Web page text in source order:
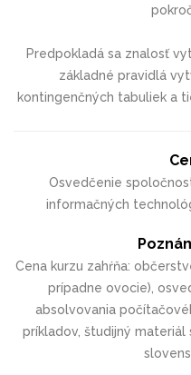
Predpokladá sa znalosť
základné pravidlá
kontingenčných tabuliek a
Osvedčenie
informačných
Cena kurzu zahŕňa:
prípadne ovocie),
absolvovania
príkladov, študijný materiál